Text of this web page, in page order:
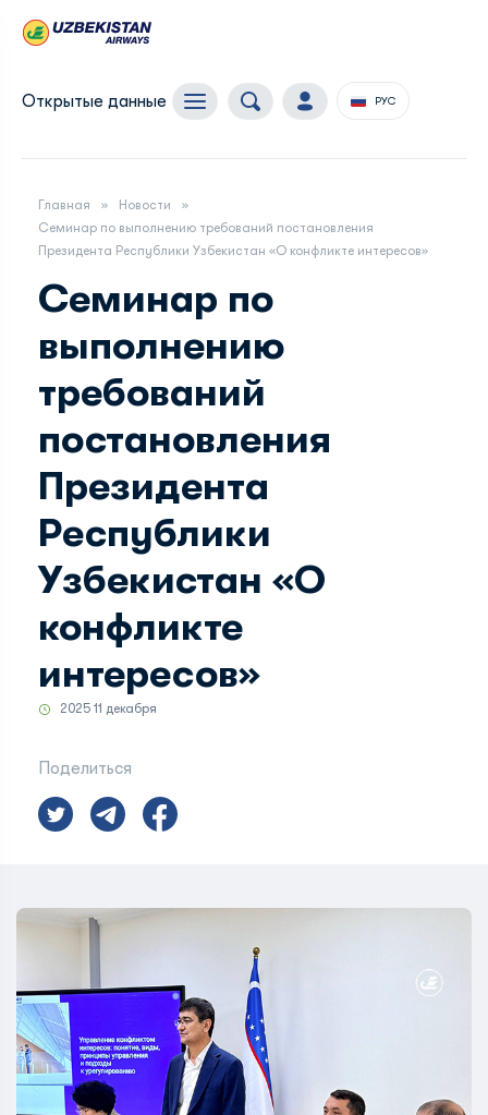
Открытые данные РУС
Главная
Новости
Семинар по выполнению требований постановления
Президента Республики Узбекистан «О конфликте интересов»
Семинар по
выполнению
требований
постановления
Президента
Республики
Узбекистан «О
конфликте
интересов»
2025 11 декабря
Поделиться